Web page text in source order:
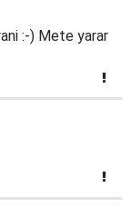
:-) Mete yarar